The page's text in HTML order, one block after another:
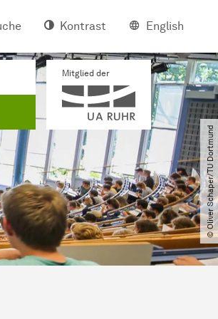
Kontrast English
Mitglied der
© Oliver Schaper​/​TU Dortmund